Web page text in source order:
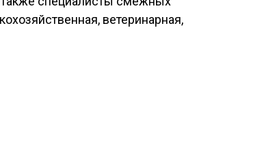
ветеринарная,